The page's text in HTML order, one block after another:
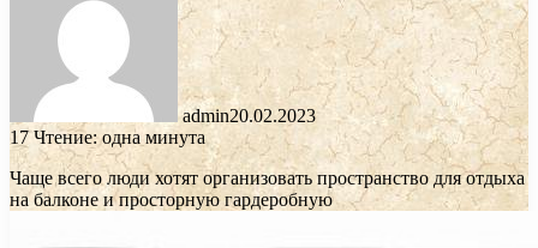
admin20.02.2023
17Чтение: одна минута
Чаще всего люди хотят организовать пространство для отдыха
на балконе и просторную гардеробную